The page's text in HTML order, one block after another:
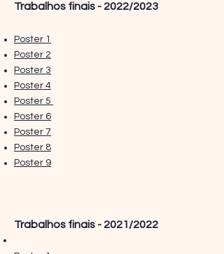
Trabalhos finais - 2022/2023
Poster 1
Poster 2
Poster 3
Poster 4
Poster 5
Poster 6
Poster 7
Poster 8
Poster 9
Trabalhos finais - 2021/2022